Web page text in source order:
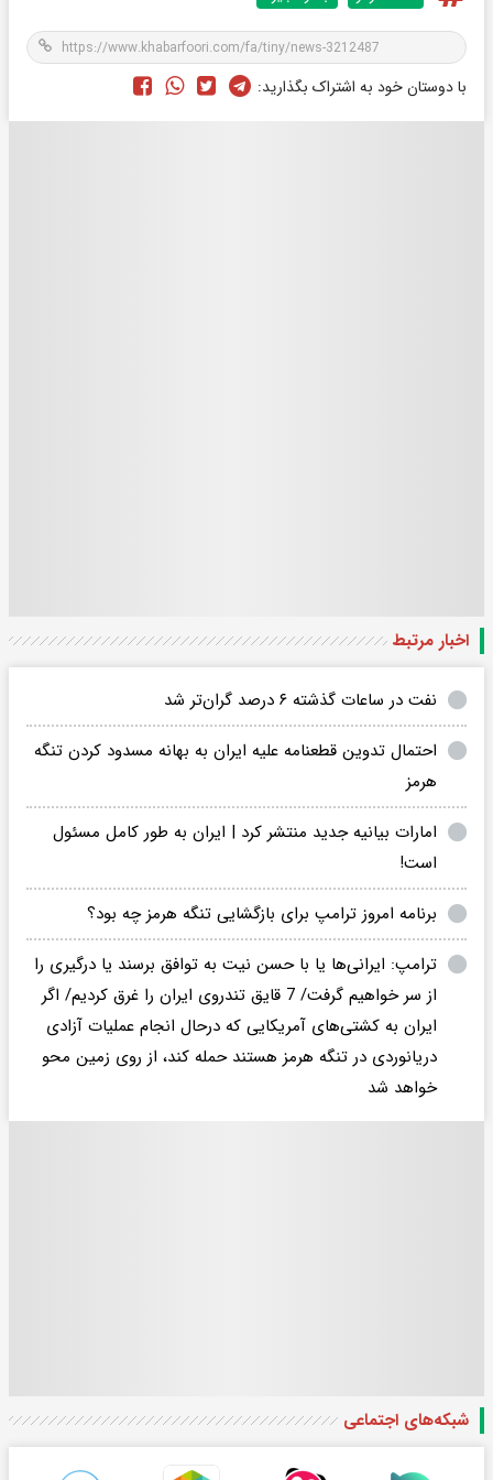
با دوستان خود به اشتراک بگذارید:
اخبار مرتبط
نفت در ساعات گذشته ۶ درصد گران‌تر شد
احتمال تدوین قطعنامه علیه ایران به بهانه مسدود کردن تنگه
هرمز
امارات بیانیه جدید منتشر کرد | ایران به طور کامل مسئول
است!
برنامه امروز ترامپ برای بازگشایی تنگه هرمز چه بود؟
ترامپ: ایرانی‌ها یا با حسن نیت به توافق برسند یا درگیری را
از سر خواهیم گرفت/ 7 قایق تندروی ایران را غرق کردیم/ اگر
ایران به کشتی‌های آمریکایی که درحال انجام عملیات آزادی
دریانوردی در تنگه هرمز هستند حمله کند، از روی زمین محو
خواهد شد
شبکه‌های اجتماعی